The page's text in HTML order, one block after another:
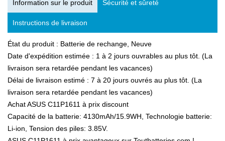
Information sur le produit Sécurité et sûreté
Instructions de livraison
État du produit : Batterie de rechange, Neuve
Date d'expédition estimée : 1 à 2 jours ouvrables au plus tôt. (La
livraison sera retardée pendant les vacances)
Délai de livraison estimé : 7 à 20 jours ouvrés au plus tôt. (La
livraison sera retardée pendant les vacances)
Achat ASUS C11P1611 à prix discount
Capacité de la batterie: 4130mAh/15.9WH, Technologie batterie:
Li-ion, Tension des piles: 3.85V.